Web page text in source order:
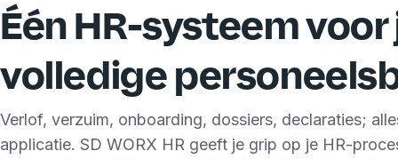
Één HR-systeem voor
volledige
Verlof, verzuim, onboarding, dossiers, declaraties;
applicatie. SD WORX HR geeft je grip op je HR-